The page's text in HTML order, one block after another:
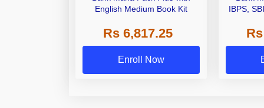
English Medium Book Kit
Rs 6,817.25
Enroll Now
IBPS,
Other